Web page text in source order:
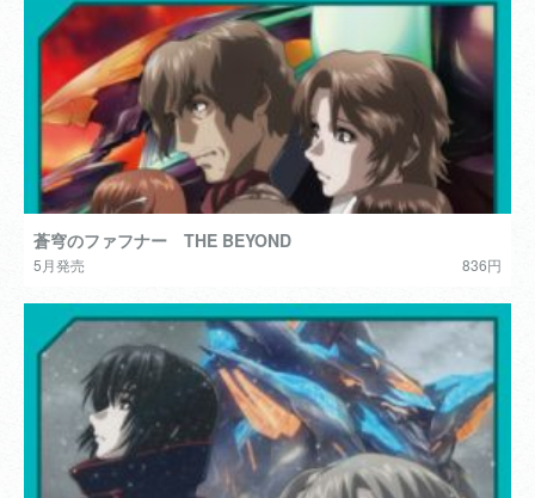
蒼穹のファフナー THE BEYOND
5月発売 836円